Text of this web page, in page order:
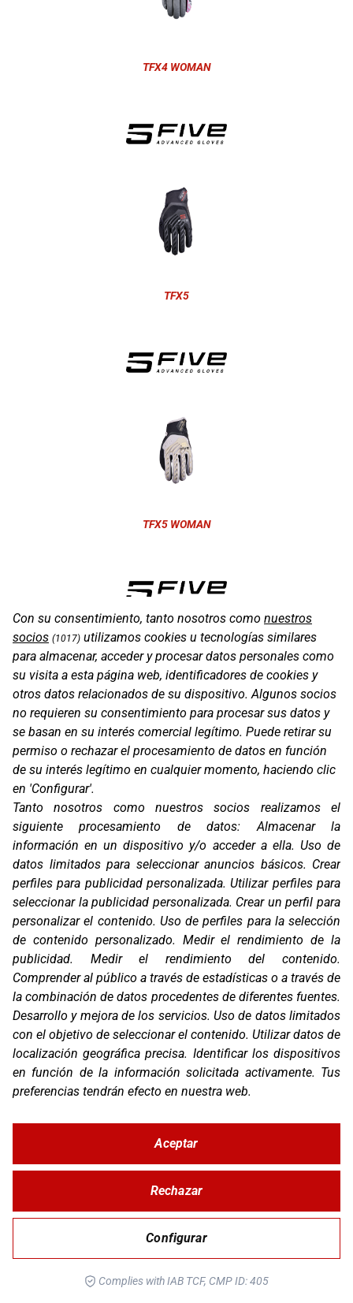
TFX4 WOMAN
TFX5
TFX5 WOMAN
SF1 EVO
RSC EVO
STUNT EVO 2
Con su consentimiento, tanto nosotros como nuestros
socios (1017) utilizamos cookies u tecnologías similares
para almacenar, acceder y procesar datos personales como
su visita a esta página web, identificadores de cookies y
otros datos relacionados de su dispositivo. Algunos socios
no requieren su consentimiento para procesar sus datos y
se basan en su interés comercial legítimo. Puede retirar su
permiso o rechazar el procesamiento de datos en función
de su interés legítimo en cualquier momento, haciendo clic
en 'Configurar'.
Tanto nosotros como nuestros socios realizamos el
siguiente procesamiento de datos:Almacenar la
información en un dispositivo y/o acceder a ella. Uso de
datos limitados para seleccionar anuncios básicos. Crear
perfiles para publicidad personalizada.Utilizar perfiles para
seleccionar la publicidad personalizada. Crear un perfil para
personalizar el contenido. Uso de perfiles para la selección
de contenido personalizado. Medir el rendimiento de la
publicidad. Medir el rendimiento del contenido.
Comprender al público a través de estadísticas o a través de
la combinación de datos procedentes de diferentes fuentes.
Desarrollo y mejora de los servicios.Uso de datos limitados
con el objetivo de seleccionar el contenido. Utilizar datos de
localización geográfica precisa. Identificar los dispositivos
en función de la información solicitada activamente. Tus
preferencias tendrán efecto en nuestra web.
Configurar
Rechazar
Aceptar
Complies with IAB TCF, CMP ID: 405